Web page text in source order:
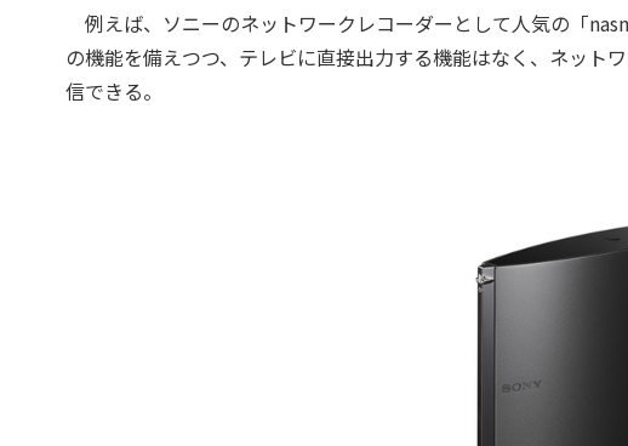
例えば、ソニーのネットワークレコーダーとして人気の「
の機能を備えつつ、テレビに直接出力する機能はなく、ネット
信できる。